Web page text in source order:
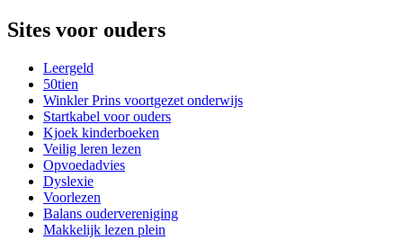
Sites voor ouders
Leergeld
50tien
Winkler Prins voortgezet onderwijs
Startkabel voor ouders
Kjoek kinderboeken
Veilig leren lezen
Opvoedadvies
Dyslexie
Voorlezen
Balans oudervereniging
Makkelijk lezen plein